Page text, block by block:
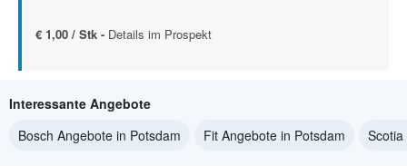
€ 1,00 / Stk - Details im Prospekt
Interessante Angebote
Bosch Angebote in Potsdam
Fit Angebote in Potsdam